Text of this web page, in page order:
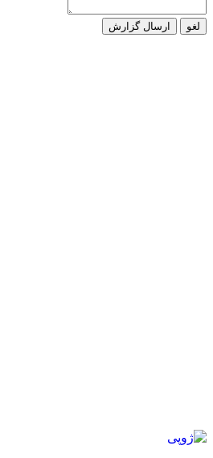
لغو ارسال گزارش